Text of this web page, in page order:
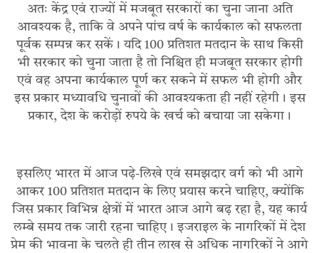
अतः केंद्र एवं राज्यों में मजबूत सरकारों का चुना जाना अति
आवश्यक है, ताकि वे अपने पांच वर्ष के कार्यकाल को सफलता
पूर्वक सम्पन्न कर सकें। यदि 100 प्रतिशत मतदान के साथ किसी
भी सरकार को चुना जाता है तो निश्चित ही मजबूत सरकार होगी
एवं वह अपना कार्यकाल पूर्ण कर सकने में सफल भी होगी और
इस प्रकार मध्यावधि चुनावों की आवश्यकता ही नहीं रहेगी। इस
प्रकार, देश के करोड़ों रुपये के खर्च को बचाया जा सकेगा।
इसलिए भारत में आज पढ़े-लिखे एवं समझदार वर्ग को भी आगे
आकर 100 प्रतिशत मतदान के लिए प्रयास करने चाहिए, क्योंकि
जिस प्रकार विभिन्न क्षेत्रों में भारत आज आगे बढ़ रहा है, यह कार्य
लम्बे समय तक जारी रहना चाहिए। इजराइल के नागरिकों में देश
प्रेम की भावना के चलते ही तीन लाख से अधिक नागरिकों ने आगे